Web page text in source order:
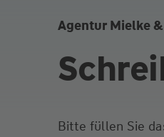
Agentur Mielke
Bitte füllen Sie